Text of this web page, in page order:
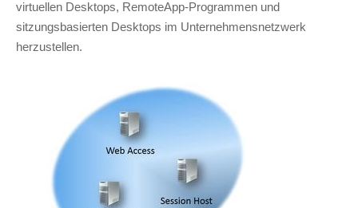
virtuellen Desktops, RemoteApp-Programmen und
sitzungsbasierten Desktops im Unternehmensnetzwerk
herzustellen.